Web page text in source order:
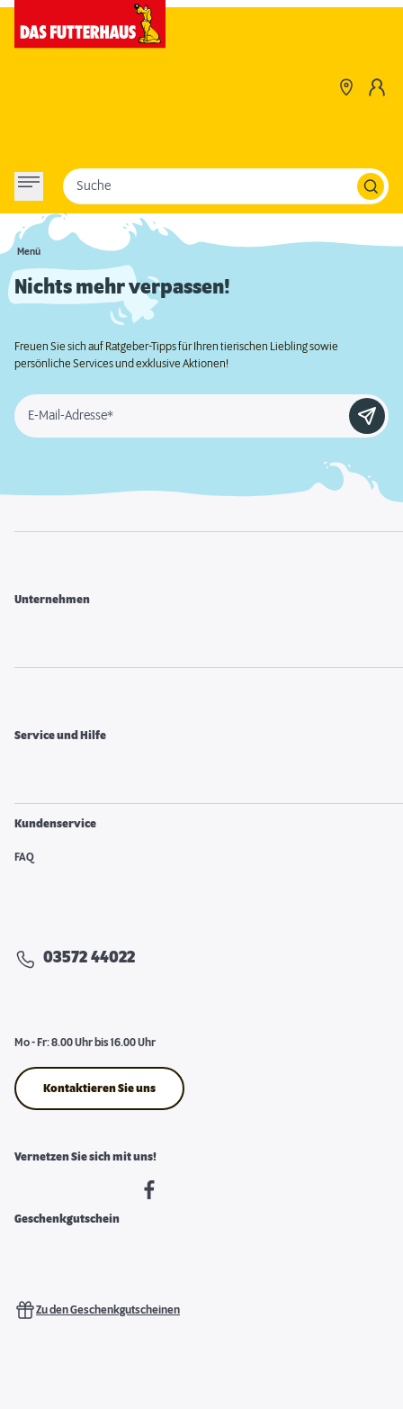
Menü
Suche
Nichts mehr verpassen!
Freuen Sie sich auf Ratgeber-Tipps für Ihren tierischen Liebling sowie
persönliche Services und exklusive Aktionen!
E-Mail-Adresse*
Unternehmen
Service und Hilfe
Kundenservice
FAQ
03572 44022
Mo - Fr: 8.00 Uhr bis 16.00 Uhr
Kontaktieren Sie uns
Vernetzen Sie sich mit uns!
Geschenkgutschein
Zu den Geschenkgutscheinen